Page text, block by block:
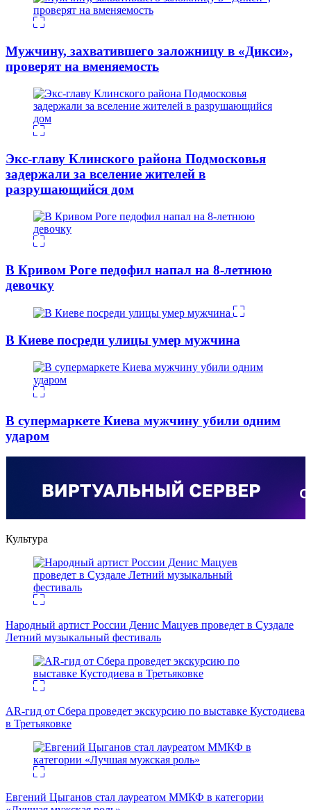
Мужчину, захватившего заложницу в «Дикси»,
проверят на вменяемость
Экс-главу Клинского района Подмосковья
задержали за вселение жителей в
разрушающийся дом
В Кривом Роге педофил напал на 8-летнюю
девочку
В Киеве посреди улицы умер мужчина
В супермаркете Киева мужчину убили одним
ударом
Культура
Народный артист России Денис Мацуев проведет в Суздале
Летний музыкальный фестиваль
AR-гид от Сбера проведет экскурсию по выставке Кустодиева
в Третьяковке
Евгений Цыганов стал лауреатом ММКФ в категории